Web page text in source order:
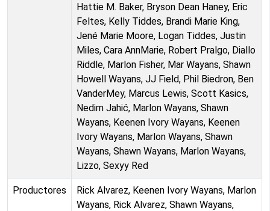
Hattie M. Baker, Bryson Dean Haney, Eric
Feltes, Kelly Tiddes, Brandi Marie King,
Jené Marie Moore, Logan Tiddes, Justin
Miles, Cara AnnMarie, Robert Pralgo, Diallo
Riddle, Marlon Fisher, Mar Wayans, Shawn
Howell Wayans, JJ Field, Phil Biedron, Ben
VanderMey, Marcus Lewis, Scott Kasics,
Nedim Jahić, Marlon Wayans, Shawn
Wayans, Keenen Ivory Wayans, Keenen
Ivory Wayans, Marlon Wayans, Shawn
Wayans, Shawn Wayans, Marlon Wayans,
Lizzo, Sexyy Red
Productores
Rick Alvarez, Keenen Ivory Wayans, Marlon
Wayans, Rick Alvarez, Shawn Wayans,